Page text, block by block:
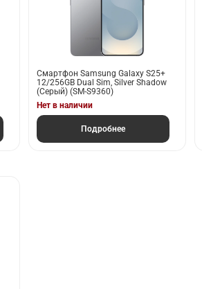
Смартфон Samsung Galaxy S25+
12/256GB Dual Sim, Silver Shadow
(Серый) (SM-S9360)
Нет в наличии
Подробнее